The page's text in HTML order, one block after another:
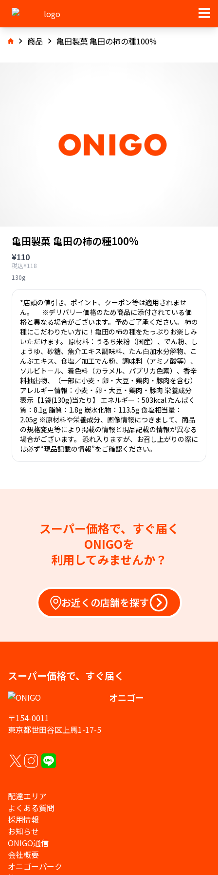
商品 亀田製菓 亀田の柿の種100%
亀田製菓 亀田の柿の種100%
¥110
税込¥118
130g
*店頭の値引き、ポイント、クーポン等は適用されませ
ん。 ※デリバリー価格のため商品に添付されている価
格と異なる場合がございます。予めご了承ください。 柿の
種にこだわりたい方に！亀田の柿の種をたっぷりお楽しみ
いただけます。 原材料：うるち米粉（国産）、でん粉、し
ょうゆ、砂糖、魚介エキス調味料、たん白加水分解物、こ
んぶエキス、食塩／加工でん粉、調味料（アミノ酸等）、
ソルビトール、着色料（カラメル、パプリカ色素）、香辛
料抽出物、（一部に小麦・卵・大豆・鶏肉・豚肉を含む）
アレルギー情報：小麦・卵・大豆・鶏肉・豚肉 栄養成分
表示【1袋(130g)当たり】 エネルギー：503kcal たんぱく
質：8.1g 脂質：1.8g 炭水化物：113.5g 食塩相当量：
2.05g ※原材料や栄養成分、画像情報につきまして、商品
の規格変更等により掲載の情報と現品記載の情報が異なる
場合がございます。 恐れ入りますが、お召し上がりの際に
は必ず“現品記載の情報”をご確認ください。
スーパー価格で、すぐ届く
ONIGOを
利用してみませんか？
お近くの店舗を探す
スーパー価格で、すぐ届く
オニゴー
〒154-0011
東京都世田谷区上馬1-17-5
配達エリア
よくある質問
採用情報
お知らせ
ONIGO通信
会社概要
オニゴーパーク